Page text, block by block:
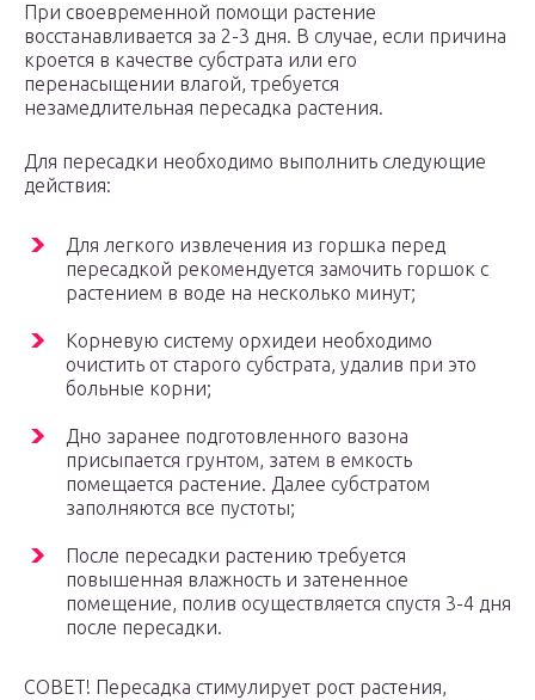
При своевременной помощи растение
восстанавливается за 2-3 дня. В случае, если причина
кроется в качестве субстрата или его
перенасыщении влагой, требуется
незамедлительная пересадка растения.
Для пересадки необходимо выполнить следующие
действия:
Для легкого извлечения из горшка перед
пересадкой рекомендуется замочить горшок с
растением в воде на несколько минут;
Корневую систему орхидеи необходимо
очистить от старого субстрата, удалив при это
больные корни;
Дно заранее подготовленного вазона
присыпается грунтом, затем в емкость
помещается растение. Далее субстратом
заполняются все пустоты;
После пересадки растению требуется
повышенная влажность и затененное
помещение, полив осуществляется спустя 3-4 дня
после пересадки.
СОВЕТ! Пересадка стимулирует рост растения,